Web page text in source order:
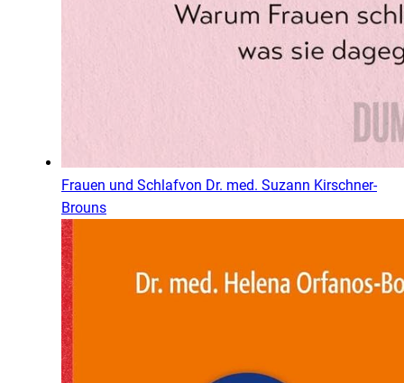
Frauen und Schlafvon Dr. med. Suzann Kirschner-
Brouns